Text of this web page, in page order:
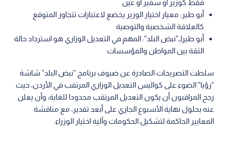
فقط كوزير أو سفير أو عين
أبو طير: معيار اختيار الوزير يخضع لاعتبارات تتجاوز المتوقع
كالعلاقة الشخصية والتوصية
أبو طيرلـ"نبض البلد": المهم في التعديل الوزاري هو استرداد حالة
الثقة بين المواطن والمؤسسات
سلطت التصريحات الصادرة عن ضيوف برنامج "نبض البلد" شاشة
"رؤيا" الضوء على كواليس التعديل الوزاري المرتقب في الأردن، حيث
رجح المراقبون أن يكون التعديل المرتقب محدودا للغاية، وأن يعلن
عنه بحلول نهاية الأسبوع الجاري على أبعد تقدير، مع مناقشة
المعايير الحاكمة لتشكيل الحكومات وآلية اختيار الوزراء.